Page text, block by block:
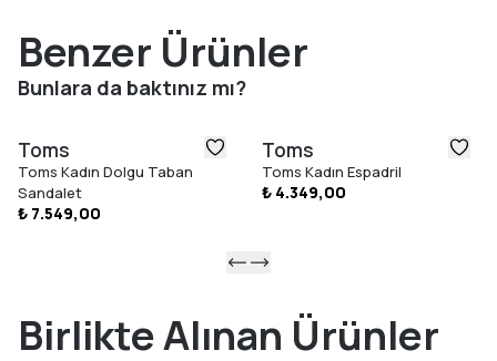
iç taban ile artırılmış konfor ve nefes alabilirlik
Kolay giyim için yapılandırılmamış topuk
Vegan
TOMS’tan yaptığınız her alışveriş, çocukların eğitimi, sağlığı ve
refahını destekler. Böylece dünya genelindeki çocuklara daha
iyi bir gelecek armağan etmiş olursunuz.
Navy Recycled Cotton, 10019870
TOMS ayakkabılar tam kalıptır ve yalnızca standart (orta)
genişlikte sunulur. Normalde hangi numarayı giyiyorsanız, o
Benzer Ürünler
Bunlara da baktınız mı?
Toms
Toms Kadın Dolgu Taban
Sandalet
₺ 7.549,00
Toms
Toms Kadın Espadril
₺ 4.349,00
Birlikte Alınan Ürünler